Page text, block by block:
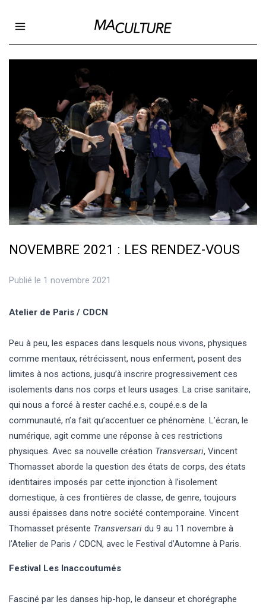
Open main menu
Ma Culture
NOVEMBRE 2021 : LES RENDEZ-VOUS
Publié le 1 novembre 2021
Atelier de Paris / CDCN
Peu à peu, les espaces dans lesquels nous vivons, physiques
comme mentaux, rétrécissent, nous enferment, posent des
limites à nos actions, jusqu’à inscrire progressivement ces
isolements dans nos corps et leurs usages. La crise sanitaire,
qui nous a forcé à rester caché.e.s, coupé.e.s de la
communauté, n’a fait qu’accentuer ce phénomène. L’écran, le
numérique, agit comme une réponse à ces restrictions
physiques. Avec sa nouvelle création Transversari, Vincent
Thomasset aborde la question des états de corps, des états
identitaires imposés par cette injonction à l’isolement
domestique, à ces frontières de classe, de genre, toujours
aussi épaisses dans notre société contemporaine. Vincent
Thomasset présente Transversari du 9 au 11 novembre à
l’Atelier de Paris / CDCN, avec le Festival d’Automne à Paris.
Festival Les Inaccoutumés
Fasciné par les danses hip-hop, le danseur et chorégraphe